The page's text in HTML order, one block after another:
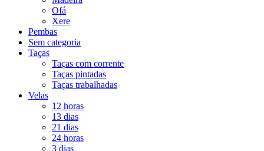
Ofá
Xere
Pembas
Sem categoria
Taças
Taças com corrente
Taças pintadas
Taças trabalhadas
Velas
12 horas
13 dias
21 dias
24 horas
3 dias